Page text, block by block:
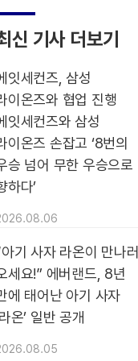
신 기사 더보기
잇세컨즈, 삼성
이온즈와 협업 진행
잇세컨즈와 삼성
이온즈 손잡고 ‘8번의
승 넘어 무한 우승으로
하다’
기 사자 라온이 만나러
세요!” 에버랜드, 8년
에 태어난 아기 사자
온’ 일반 공개